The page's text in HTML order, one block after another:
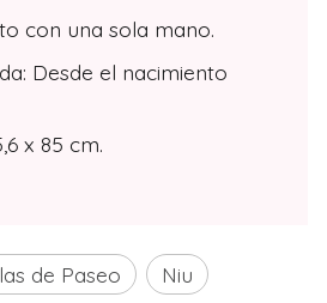
con una sola mano.
Desde el nacimiento
x 85 cm.
de Paseo Niu